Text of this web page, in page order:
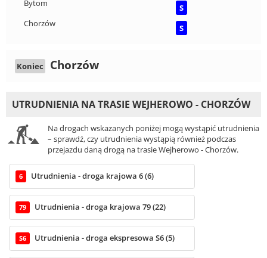
Bytom
S
Chorzów
S
Koniec Chorzów
UTRUDNIENIA NA TRASIE WEJHEROWO - CHORZÓW
Na drogach wskazanych poniżej mogą wystąpić utrudnienia
– sprawdź, czy utrudnienia wystąpią również podczas
przejazdu daną drogą na trasie Wejherowo - Chorzów.
6 Utrudnienia - droga krajowa 6 (6)
79 Utrudnienia - droga krajowa 79 (22)
S6 Utrudnienia - droga ekspresowa S6 (5)